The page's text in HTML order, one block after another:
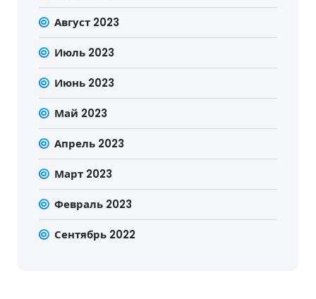
Август 2023
Июль 2023
Июнь 2023
Май 2023
Апрель 2023
Март 2023
Февраль 2023
Сентябрь 2022